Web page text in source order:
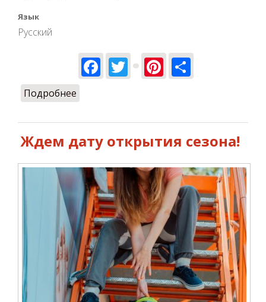
Язык
Русский
Facebook
TwitterPinterest
Подробнее
Ждем дату открытия сезона!